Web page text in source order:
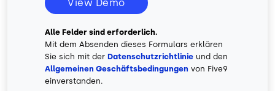
View Demo
Alle Felder sind erforderlich.
Mit dem Absenden dieses Formulars erklären
Sie sich mit der Datenschutzrichtlinie und den
Allgemeinen Geschäftsbedingungen von Five9
einverstanden.